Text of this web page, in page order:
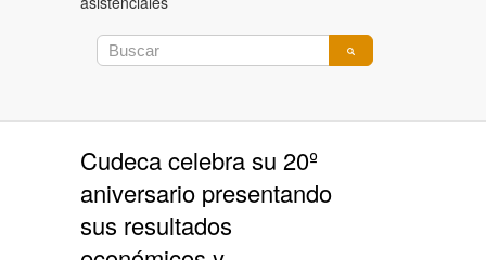
Cudeca celebra su 20º
aniversario presentando
sus resultados